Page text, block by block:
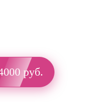
руб.